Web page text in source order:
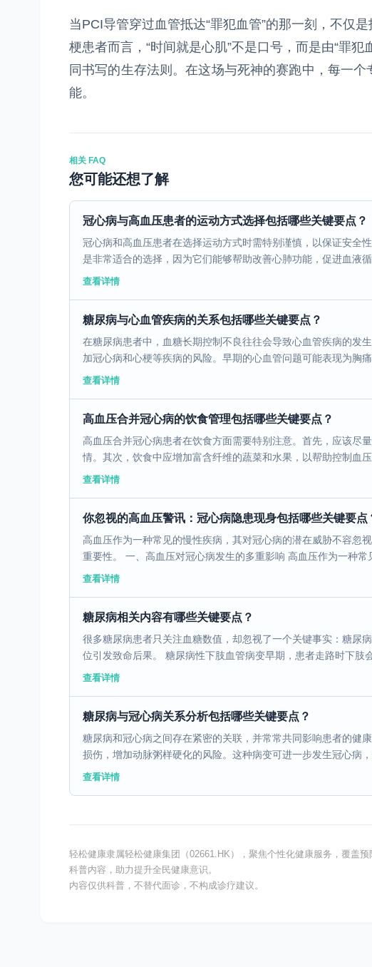
当PCI导管穿过血管抵达“罪犯血管”的那一刻，不仅
梗患者而言，“时间就是心肌”不是口号，而是由“罪
同书写的生存法则。在这场与死神的赛跑中，每一
能。
相关 FAQ
您可能还想了解
冠心病与高血压患者的运动方式选择包括哪些关键要点？
冠心病和高血压患者在选择运动方式时需特别谨慎，以保证安全
是非常适合的选择，因为它们能够帮助改善心肺功能，促进血液循
查看详情
糖尿病与心血管疾病的关系包括哪些关键要点？
在糖尿病患者中，血糖长期控制不良往往会导致心血管疾病的发
加冠心病和心梗等疾病的风险。早期的心血管问题可能表现为胸痛
查看详情
高血压合并冠心病的饮食管理包括哪些关键要点？
高血压合并冠心病患者在饮食方面需要特别注意。首先，应该尽
情。其次，饮食中应增加富含纤维的蔬菜和水果，以帮助控制血压
查看详情
你忽视的高血压警讯：冠心病隐患现身包括哪些关键要点
高血压作为一种常见的慢性疾病，其对冠心病的潜在威胁不容忽
重要性。 一、高血压对冠心病发生的多重影响 高血压作为一种常
查看详情
糖尿病相关内容有哪些关键要点？
很多糖尿病患者只关注血糖数值，却忽视了一个关键事实：糖尿
位引发致命后果。 糖尿病性下肢血管病变早期，患者走路时下肢
查看详情
糖尿病与冠心病关系分析包括哪些关键要点？
糖尿病和冠心病之间存在紧密的关联，并常常共同影响患者的健
损伤，增加动脉粥样硬化的风险。这种病变可进一步发生冠心病，
查看详情
轻松健康隶属轻松健康集团（02661.HK），聚焦个性化健康服务，覆盖
科普内容，助力提升全民健康意识。
内容仅供科普，不替代面诊，不构成诊疗建议。